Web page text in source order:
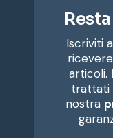
Iscriviti
articoli.
trattati
nostra